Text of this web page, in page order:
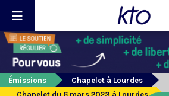
Émissions
Chapelet à Lourdes